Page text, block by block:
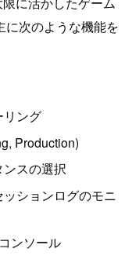
に次のような機能を
リング
Production)
スの選択
ションログのモニ
ンソール